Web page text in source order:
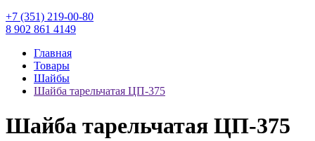
+7 (351) 219-00-80
8 902 861 4149
Главная
Товары
Шайбы
Шайба тарельчатая ЦП-375
Шайба тарельчатая ЦП-375